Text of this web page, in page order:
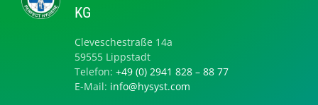
KG
Cleveschestraße 14a
59555 Lippstadt
Telefon: +49 (0) 2941 828 – 88 77
E-Mail: info@hysyst.com